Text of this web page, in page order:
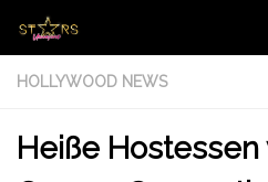
Zum Inhalt springen
HOLLYWOOD NEWS
Heiße Hostessen